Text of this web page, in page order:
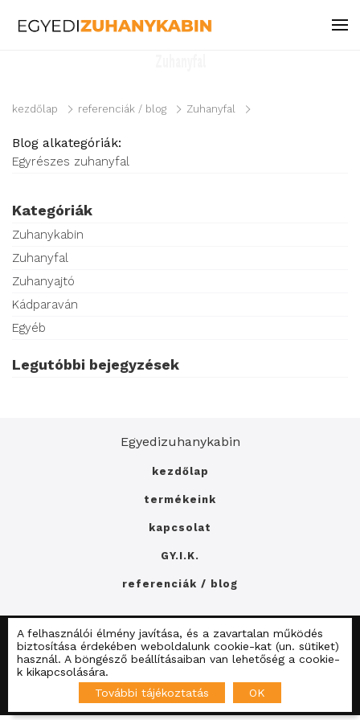
kezdőlap referenciák / blog Zuhanyfal
Blog alkategóriák:
Egyrészes zuhanyfal
Kategóriák
Zuhanykabin
Zuhanyfal
Zuhanyajtó
Kádparaván
Egyéb
Legutóbbi bejegyzések
Egyedizuhanykabin
kezdőlap
termékeink
kapcsolat
GY.I.K.
referenciák / blog
E-mail: info@dualzuhany.hu
Telefon: +36202115151
Adatkezelési tájékoztató
Zuhanykain.lap.hu
Felújítás.lap.hu
A felhasználói élmény javítása, és a zavartalan működés
biztosítása érdekében weboldalunk cookie-kat (un. sütiket)
használ. A böngésző beállításaiban van lehetőség a cookie-
k kikapcsolására.
További tájékoztatás
OK